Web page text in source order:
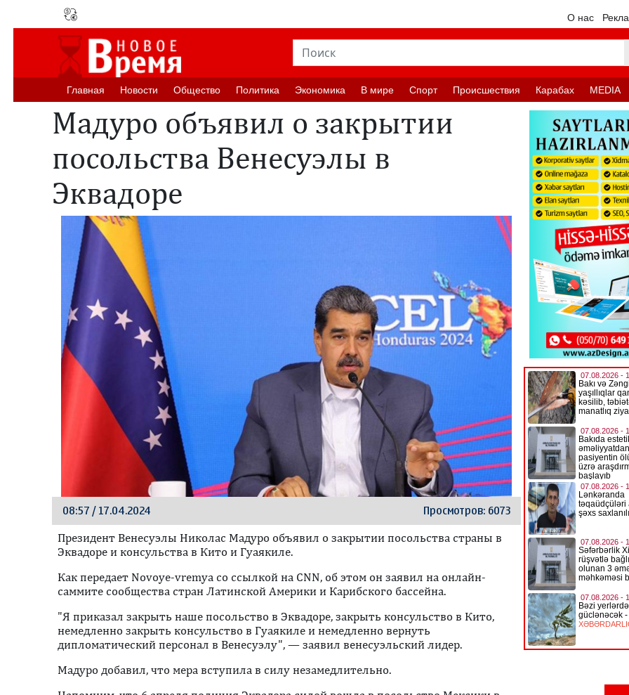
О нас
Главная Новости Oбщество Политика Экономика В мире Спорт Происшествия Карабах MEDIA
Мадуро объявил о закрытии
посольства Венесуэлы в
Эквадоре
08:57 / 17.04.2024 Просмотров: 6073
Президент Венесуэлы Николас Мадуро объявил о закрытии посольства страны в
Эквадоре и консульства в Кито и Гуаякиле.
Как передает Novoye-vremya со ссылкой на CNN, об этом он заявил на онлайн-
саммите сообщества стран Латинской Америки и Карибского бассейна.
"Я приказал закрыть наше посольство в Эквадоре, закрыть консульство в Кито,
немедленно закрыть консульство в Гуаякиле и немедленно вернуть
дипломатический персонал в Венесуэлу", — заявил венесуэльский лидер.
Мадуро добавил, что мера вступила в силу незамедлительно.